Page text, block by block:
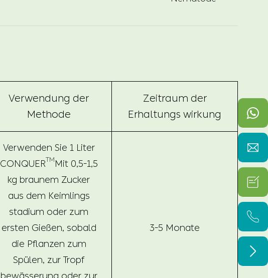
Verwendung der
Methode
Zeitraum der
Erhaltungs wirkung
Verwenden Sie 1 Liter
CONQUERTMMit 0,5-1,5
kg braunem Zucker
aus dem Keimlings
stadium oder zum
ersten Gießen, sobald
die Pflanzen zum
Spülen, zur Tropf
3-5 Monate



